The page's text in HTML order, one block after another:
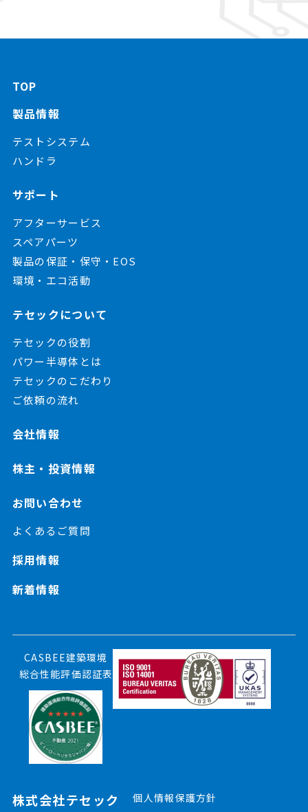
TOP
製品情報
テストシステム
ハンドラ
サポート
アフターサービス
スペアパーツ
製品の保証・保守・EOS
環境・エコ活動
テセックについて
テセックの役割
パワー半導体とは
テセックのこだわり
ご依頼の流れ
会社情報
株主・投資情報
お問い合わせ
よくあるご質問
採用情報
新着情報
株式会社テセック 個人情報保護方針
CASBEE建築環境
総合性能評価認証表